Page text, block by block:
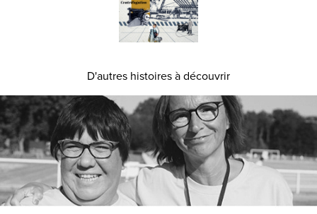
D'autres histoires à découvrir
Challenge Energies Val de Seine